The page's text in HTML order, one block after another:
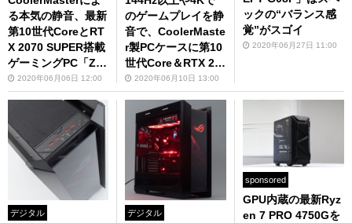
る本気の静音、最新
第10世代CoreとRT
X 2070 SUPER搭載
ゲーミングPC「ZE
FT GS600」
2020年06月06日 12:00
のゲームプレイを静
音で、CoolerMaste
r製PCケースに第10
世代Core＆RTX 20
70 SUPER搭載「ZE
FT GS600」
2020年06月10日 13:00
ックの“バランス感
覚”がスゴイ
2020年06月27日 11:00
デジタル デジタル
sponsored
GPU内蔵の最新Ryz
en 7 PRO 4750Gを